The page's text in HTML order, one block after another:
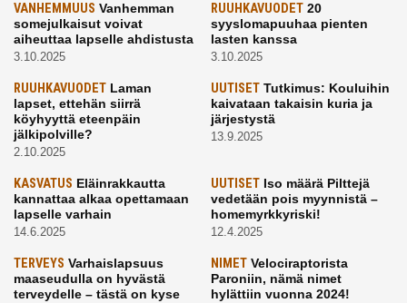
VANHEMMUUS Vanhemman
somejulkaisut voivat
aiheuttaa lapselle ahdistusta
3.10.2025
RUUHKAVUODET20
syyslomapuuhaa pienten
lasten kanssa
3.10.2025
RUUHKAVUODET Laman
lapset, ettehän siirrä
köyhyyttä eteenpäin
jälkipolville?
2.10.2025
UUTISETTutkimus: Kouluihin
kaivataan takaisin kuria ja
järjestystä
13.9.2025
KASVATUS Eläinrakkautta
kannattaa alkaa opettamaan
lapselle varhain
14.6.2025
UUTISETIso määrä Pilttejä
vedetään pois myynnistä –
homemyrkkyriski!
12.4.2025
TERVEYS Varhaislapsuus
maaseudulla on hyvästä
terveydelle – tästä on kyse
NIMETVelociraptorista
Paroniin, nämä nimet
hylättiin vuonna 2024!